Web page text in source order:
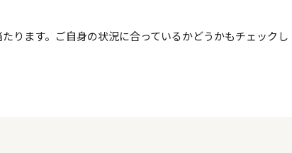
ります。ご自身の状況に合っているかどうかもチェックし